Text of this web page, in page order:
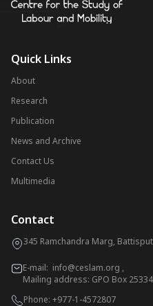
Quick Links
About
Research
Publication
News and Archive
Contact Us
Multimedia
Contact
345 Ramchandra Marg,
E-mail: info@ceslam.org ,
Mailing address: GPO Box
Phone: +977-1-4572807